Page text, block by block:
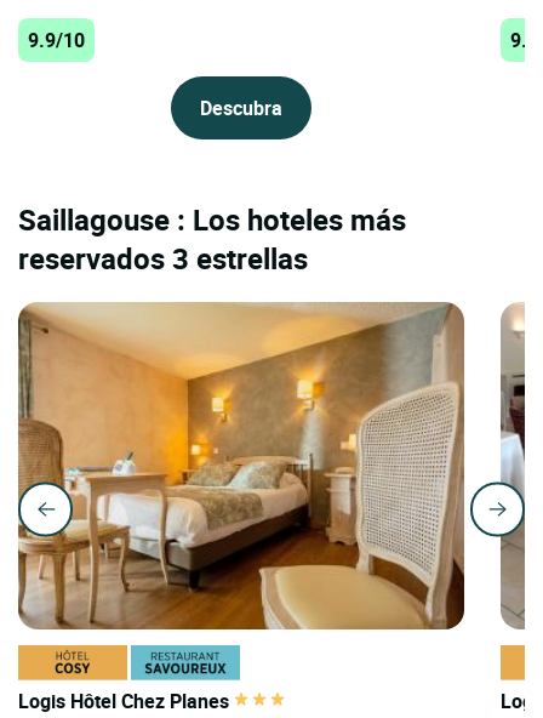
9.9/10
Descubra
Saillagouse : Los hoteles más
reservados 3 estrellas
Logis Hôtel Chez Planes